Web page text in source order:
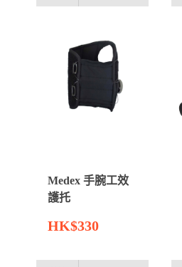
Medex 手腕工效
護托
HK$330